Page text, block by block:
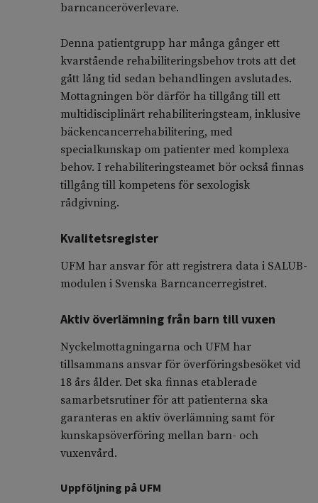
barncanceröverlevare.
Denna patientgrupp har många gånger ett
kvarstående rehabiliteringsbehov trots att det
gått lång tid sedan behandlingen avslutades.
Mottagningen bör därför ha tillgång till ett
multidisciplinärt rehabiliteringsteam, inklusive
bäckencancerrehabilitering, med
specialkunskap om patienter med komplexa
behov. I rehabiliteringsteamet bör också finnas
tillgång till kompetens för sexologisk
rådgivning.
Kvalitetsregister
UFM har ansvar för att registrera data i SALUB-
modulen i Svenska Barncancerregistret.
Aktiv överlämning från barn till vuxen
Nyckelmottagningarna och UFM har
tillsammans ansvar för överföringsbesöket vid
18 års ålder. Det ska finnas etablerade
samarbetsrutiner för att patienterna ska
garanteras en aktiv överlämning samt för
kunskapsöverföring mellan barn- och
vuxenvård.
Uppföljning på UFM